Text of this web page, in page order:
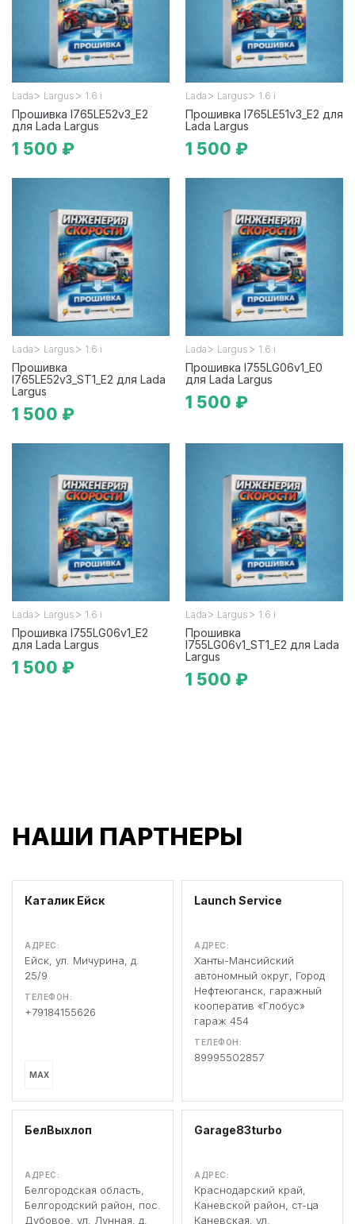
Lada > Largus > 1.6 i
Прошивка I765LE52v3_E2
для Lada Largus
1 500 ₽
Lada > Largus > 1.6 i
Прошивка I765LE51v3_E2 для
Lada Largus
1 500 ₽
Lada > Largus > 1.6 i
Прошивка
I765LE52v3_ST1_E2 для Lada
Largus
1 500 ₽
Lada > Largus > 1.6 i
Прошивка I755LG06v1_E0
для Lada Largus
1 500 ₽
Lada > Largus > 1.6 i
Прошивка I755LG06v1_E2
для Lada Largus
1 500 ₽
Lada > Largus > 1.6 i
Прошивка
I755LG06v1_ST1_E2 для Lada
Largus
1 500 ₽
НАШИ ПАРТНЕРЫ
Каталик Ейск
АДРЕС:
Ейск, ул. Мичурина, д.
25/9
ТЕЛЕФОН:
+79184155626
MAX
Launch Service
АДРЕС:
Ханты-Мансийский
автономный округ, Город
Нефтеюганск, гаражный
кооператив «Глобус»
гараж 454
ТЕЛЕФОН:
89995502857
БелВыхлоп
АДРЕС:
Белгородская область,
Белгородский район, пос.
Дубовое, ул. Лунная, д.
Garage83turbo
АДРЕС:
Краснодарский край,
Каневской район, ст-ца
Каневская, ул.